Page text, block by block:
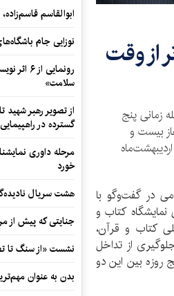
از وقت
زمانی پنج
بیست و
در گفت‌وگو با
نمایشگاه کتاب و
کتاب و قرآن،
برای جلوگیری از تداخل
روزه بین این دو
ابوالقاسم
نوزایی جام
رونمایی
سلامت»
از تصویر رهبر
گسترده در
مرحله داوری
خورد
هشت سریال
جنایتی که پیش از
نشست «از سنگ تا
بدن به عنوان